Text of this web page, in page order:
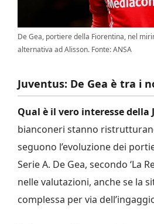
De Gea, portiere della Fiorentina, nel
alternativa ad Alisson. Fonte: ANSA
Juventus: De Gea è tra i
Qual è il vero interesse della
bianconeri stanno
seguono l’evoluzione dei
Serie A. De Gea, secondo ‘La
nelle valutazioni, anche se la
complessa per via